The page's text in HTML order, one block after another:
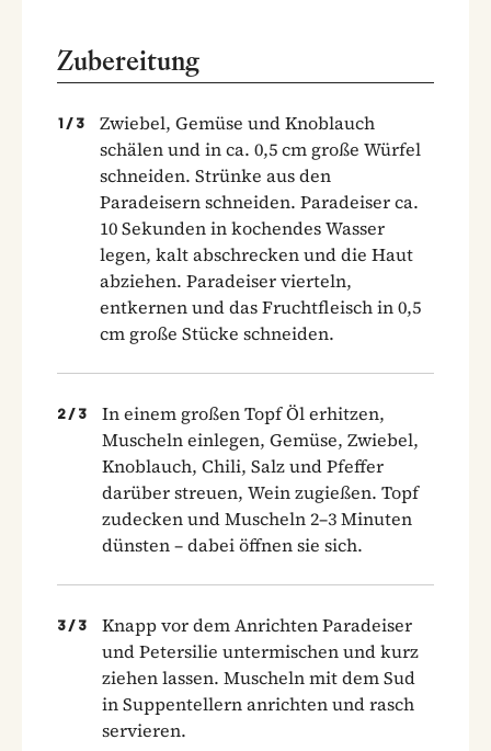
Zubereitung
1 / 3
Zwiebel, Gemüse und Knoblauch
schälen und in ca. 0,5 cm große Würfel
schneiden. Strünke aus den
Paradeisern schneiden. Paradeiser ca.
10 Sekunden in kochendes Wasser
legen, kalt abschrecken und die Haut
abziehen. Paradeiser vierteln,
entkernen und das Fruchtfleisch in 0,5
cm große Stücke schneiden.
2 / 3
In einem großen Topf Öl erhitzen,
Muscheln einlegen, Gemüse, Zwiebel,
Knoblauch, Chili, Salz und Pfeffer
darüber streuen, Wein zugießen. Topf
zudecken und Muscheln 2–3 Minuten
dünsten – dabei öffnen sie sich.
3 / 3
Knapp vor dem Anrichten Paradeiser
und Petersilie untermischen und kurz
ziehen lassen. Muscheln mit dem Sud
in Suppentellern anrichten und rasch
servieren.